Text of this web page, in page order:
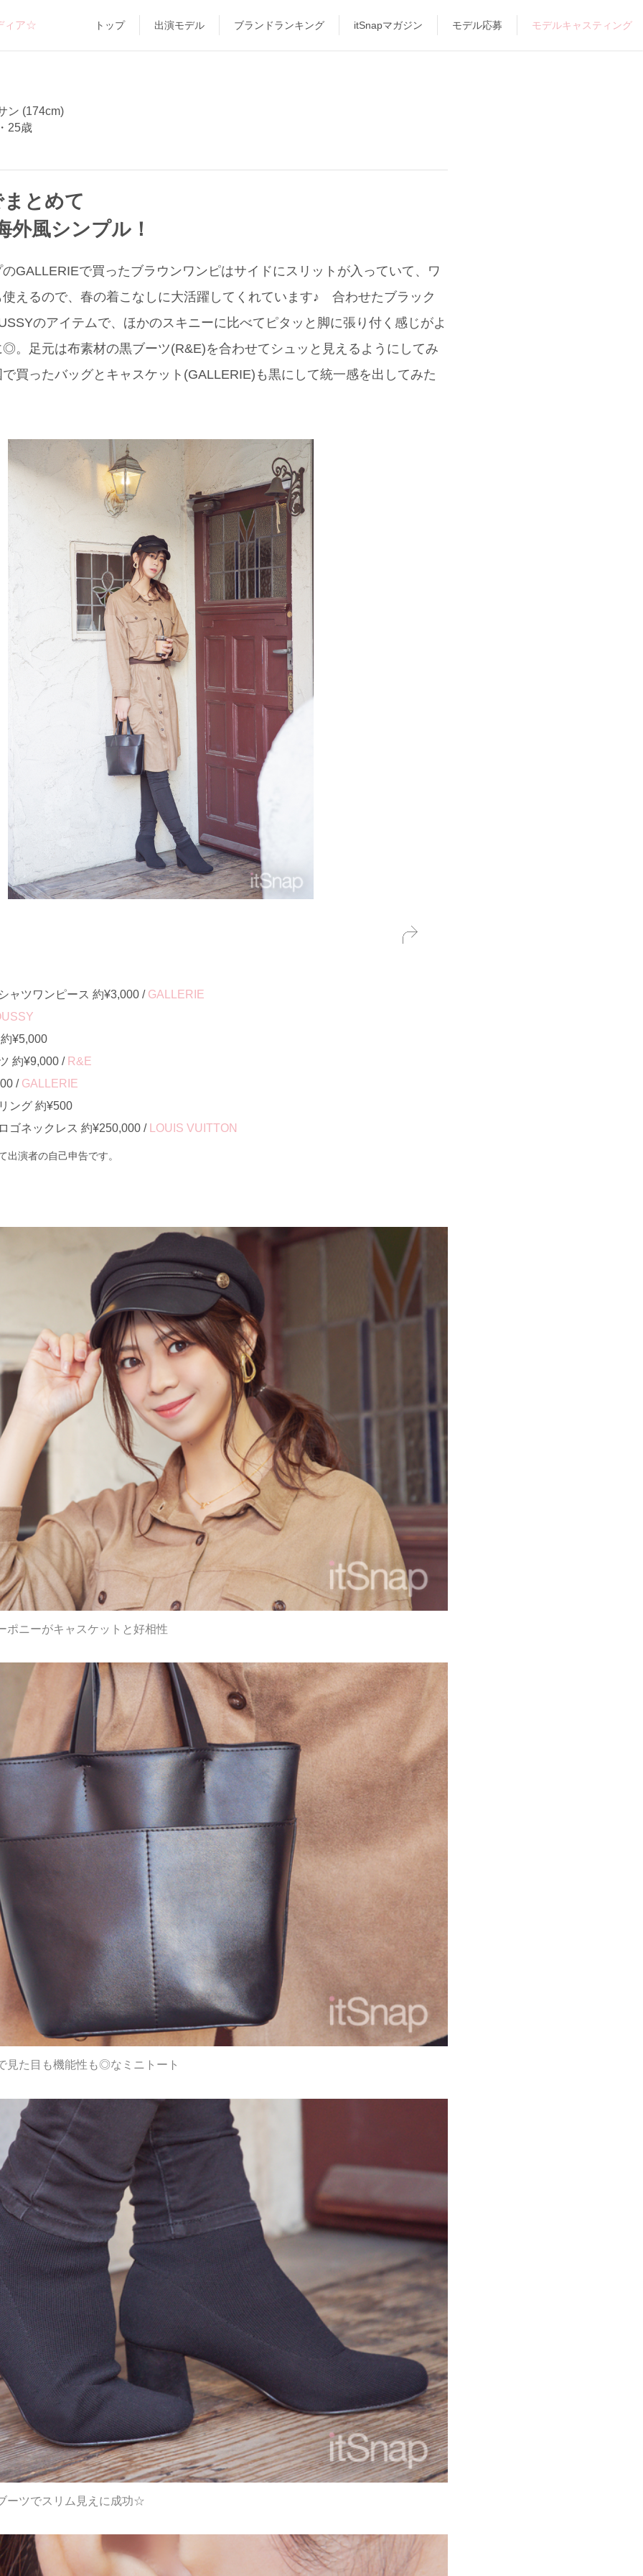
ィア☆ トップ 出演モデル ブランドランキング itSnapマガジン モデル応募 モデルキャスティング
ン (174cm)
25歳
とめて
外風シンプル！
GALLERIEで買ったブラウンワンピはサイドにスリットが入っていて、ワ
えるので、春の着こなしに大活躍してくれています♪ 合わせたブラック
のアイテムで、ほかのスキニーに比べてピタッと脚に張り付く感じがよ
。足元は布素材の黒ブーツ(R&E)を合わせてシュッと見えるようにしてみ
買ったバッグとキャスケット(GALLERIE)も黒にして統一感を出してみた
ャツワンピース 約¥3,000 / GALLERIE
¥5,000
約¥9,000 / R&E
/ GALLERIE
ング 約¥500
ゴネックレス 約¥250,000 /
LOUIS VUITTON
演者の自己申告です。
ポニーがキャスケットと好相性
見た目も機能性も◎なミニトート
ーツでスリム見えに成功☆